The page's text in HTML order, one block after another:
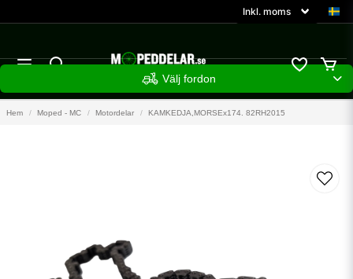
Välj fordon
Hem Moped - MC Motordelar KAMKEDJA,MORSEx174. 82RH2015